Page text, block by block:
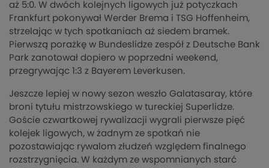
aż 5:0. W dwóch kolejnych ligowych już potyczkach
Frankfurt pokonywał Werder Brema i TSG Hoffenheim,
strzelając w tych spotkaniach aż siedem bramek.
Pierwszą porażkę w Bundeslidze zespół z Deutsche Bank
Park zanotował dopiero w poprzedni weekend,
przegrywając 1:3 z Bayerem Leverkusen.
Jeszcze lepiej w nowy sezon weszło Galatasaray, które
broni tytułu mistrzowskiego w tureckiej Superlidze.
Goście czwartkowej rywalizacji wygrali pierwsze pięć
kolejek ligowych, w żadnym ze spotkań nie
pozostawiając rywalom złudzeń względem finalnego
rozstrzygnięcia. W każdym ze wspomnianych starć